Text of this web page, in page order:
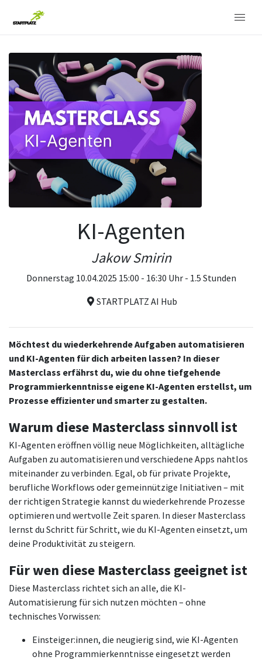
KI-Agenten
Jakow Smirin
Donnerstag 10.04.2025 15:00 - 16:30 Uhr - 1.5 Stunden
STARTPLATZ AI Hub
Möchtest du wiederkehrende Aufgaben automatisieren
und KI-Agenten für dich arbeiten lassen? In dieser
Masterclass erfährst du, wie du ohne tiefgehende
Programmierkenntnisse eigene KI-Agenten erstellst, um
Prozesse effizienter und smarter zu gestalten.
Warum diese Masterclass sinnvoll ist
KI-Agenten eröffnen völlig neue Möglichkeiten, alltägliche
Aufgaben zu automatisieren und verschiedene Apps nahtlos
miteinander zu verbinden. Egal, ob für private Projekte,
berufliche Workflows oder gemeinnützige Initiativen – mit
der richtigen Strategie kannst du wiederkehrende Prozesse
optimieren und wertvolle Zeit sparen. In dieser Masterclass
lernst du Schritt für Schritt, wie du KI-Agenten einsetzt, um
deine Produktivität zu steigern.
Für wen diese Masterclass geeignet ist
Diese Masterclass richtet sich an alle, die KI-
Automatisierung für sich nutzen möchten – ohne
technisches Vorwissen:
Einsteiger:innen, die neugierig sind, wie KI-Agenten
ohne Programmierkenntnisse eingesetzt werden